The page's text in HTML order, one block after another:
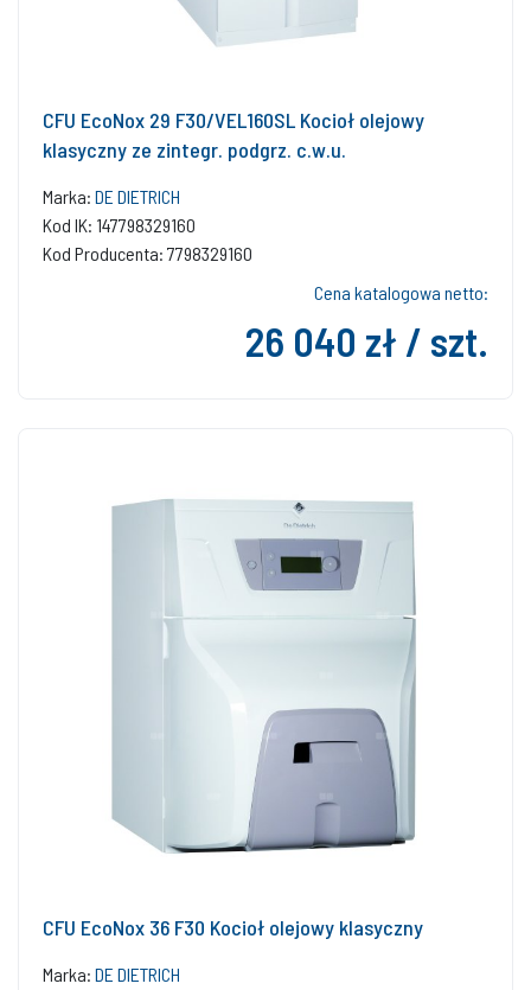
CFU EcoNox 29 F30/VEL160SL Kocioł olejowy
klasyczny ze zintegr. podgrz. c.w.u.
Marka: DE DIETRICH
Kod IK: 147798329160
Kod Producenta: 7798329160
Cena katalogowa netto:
26 040 zł / szt.
CFU EcoNox 36 F30 Kocioł olejowy klasyczny
Marka: DE DIETRICH